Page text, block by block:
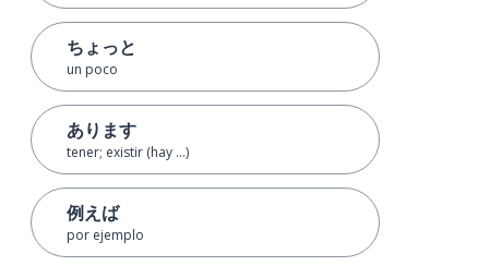
ちょっと
un poco
あります
tener; existir (hay ...)
例えば
por ejemplo